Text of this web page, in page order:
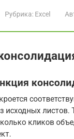
Рубрика: Excel
листов.
кликов